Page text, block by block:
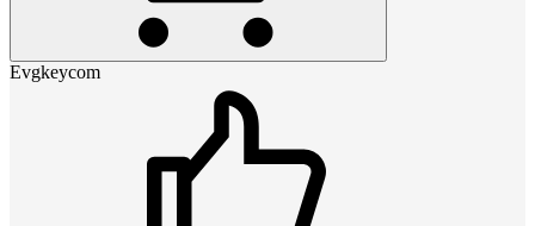
Evgkeycom